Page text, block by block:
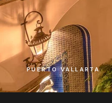
PUERTO VALLARTA